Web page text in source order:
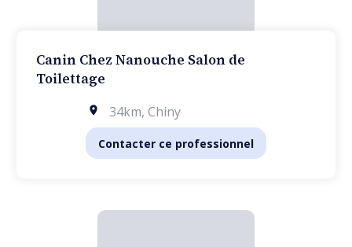
Canin Chez Nanouche Salon de
Toilettage
34km, Chiny
Contacter ce professionnel